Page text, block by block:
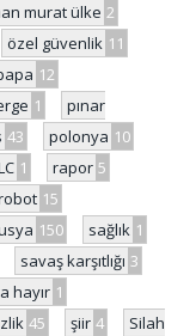
murat ülke 2
özel güvenlik 11
12
1
pınar
43 polonya 10
1 rapor 5
15
150 sağlık 1
savaş karşıtlığı 3
hayır 1
45 şiir 4
Silah